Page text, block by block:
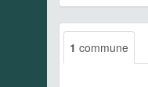
1 commune